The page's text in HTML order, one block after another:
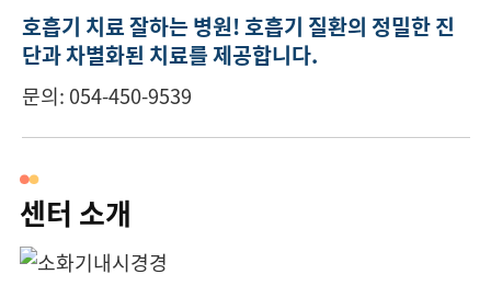
심혈관센터
권역응급의료센터
척추통증센터
당뇨병센터
만성콩팥병센터
호흡기 치료 잘하는 병원!호흡기 질환의 정밀한 진
단과 차별화된 치료를 제공합니다.
문의: 054-450-9539
센터 소개